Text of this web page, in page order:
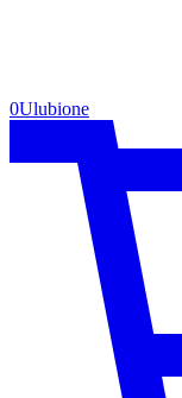
0Ulubione